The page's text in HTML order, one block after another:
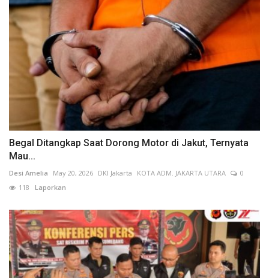
Begal Ditangkap Saat Dorong Motor di Jakut, Ternyata
Mau...
Desi Amelia May 20, 2026 DKI Jakarta KOTA ADM. JAKARTA UTARA
0
118 Laporkan